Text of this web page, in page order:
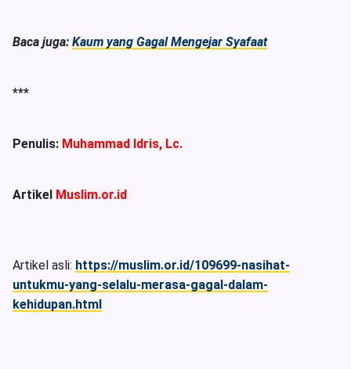
Baca juga: Kaum yang Gagal Mengejar Syafaat
***
Penulis: Muhammad Idris, Lc.
Artikel Muslim.or.id
Artikel asli: https://muslim.or.id/109699-nasihat-
untukmu-yang-selalu-merasa-gagal-dalam-
kehidupan.html